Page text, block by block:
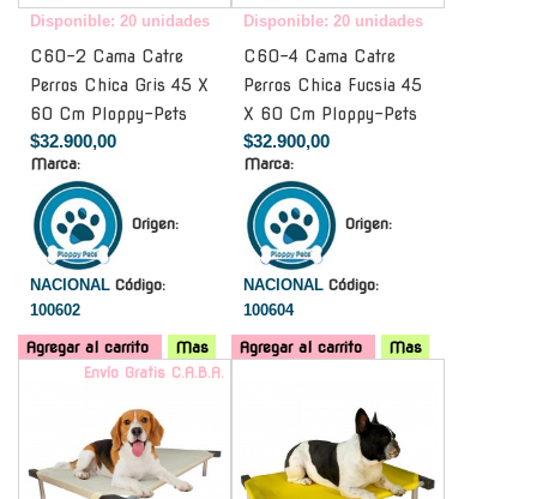
Disponible: 20 unidades
C60-2 Cama Catre
Perros Chica Gris 45 X
60 Cm Ploppy-Pets
$32.900,00
Marca:
Origen:
NACIONAL Código:
100602
Agregar al carrito Mas
Disponible: 20 unidades
C60-4 Cama Catre
Perros Chica Fucsia 45
X 60 Cm Ploppy-Pets
$32.900,00
Marca:
Origen:
NACIONAL Código:
100604
Agregar al carrito
Mas
Envío Gratis C.A.B.A.